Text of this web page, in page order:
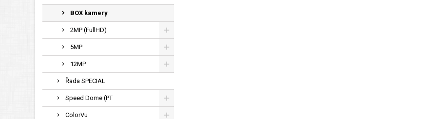
BOX kamery
2MP (FullHD)
5MP
12MP
Řada SPECIAL
Speed Dome (PT
ColorVu